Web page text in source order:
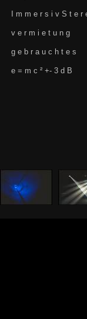
I m m e r s i v S t e r
v e r m i e t u n g
g e b r a u c h t e s
e = m c ² +- 3 d B